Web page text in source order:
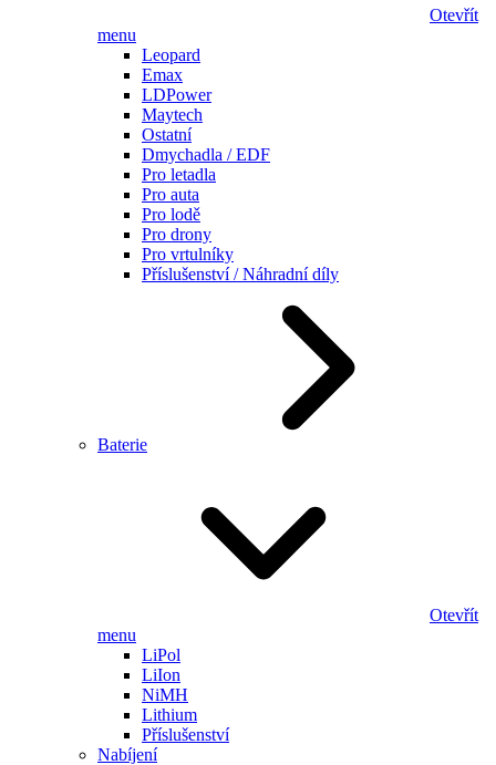
Otevřít
menu
Leopard
Emax
LDPower
Maytech
Ostatní
Dmychadla / EDF
Pro letadla
Pro auta
Pro lodě
Pro drony
Pro vrtulníky
Příslušenství / Náhradní díly
Baterie
Otevřít
menu
LiPol
LiIon
NiMH
Lithium
Příslušenství
Nabíjení